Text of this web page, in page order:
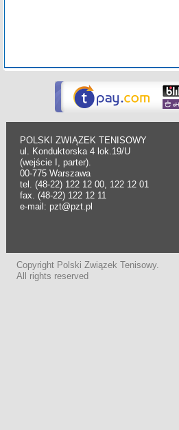
POLSKI ZWIĄZEK TENISOWY
ul. Konduktorska 4 lok.19/U
(wejście I, parter).
00-775 Warszawa
tel. (48-22) 122 12 00, 122 12 01
fax. (48-22) 122 12 11
e-mail: pzt@pzt.pl
Copyright Polski Związek Tenisowy.
All rights reserved